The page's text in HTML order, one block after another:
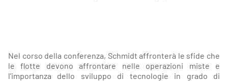
Nel corso della conferenza, Schmidt affronterà le sfide che
le flotte devono affrontare nelle operazioni miste e
l'importanza dello sviluppo di tecnologie in grado di